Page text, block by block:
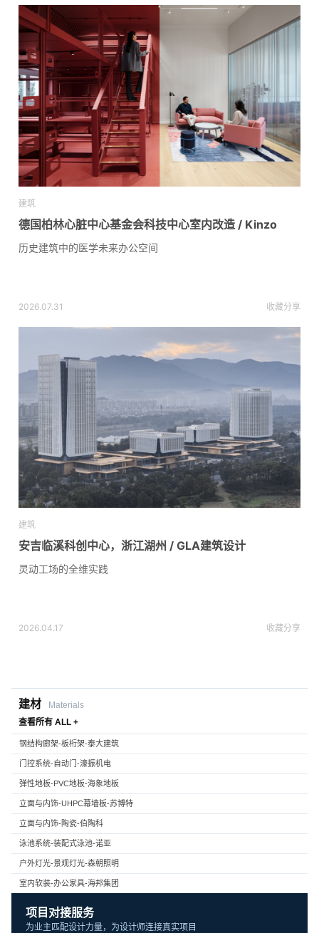
建筑
德国柏林心脏中心基金会科技中心室内改造 / Kinzo
历史建筑中的医学未来办公空间
2026.07.31 收藏分享
建筑
安吉临溪科创中心，浙江湖州 / GLA建筑设计
灵动工场的全维实践
2026.04.17 收藏分享
建材
Materials
查看所有 ALL +
钢结构廊架-板桁架-泰大建筑
门控系统-自动门-濠振机电
弹性地板-PVC地板-海象地板
立面与内饰-UHPC幕墙板-苏博特
立面与内饰-陶瓷-伯陶科
泳池系统-装配式泳池-诺亚
户外灯光-景观灯光-森朝照明
室内软装-办公家具-海邦集团
项目对接服务
为业主匹配设计力量，为设计师连接真实项目